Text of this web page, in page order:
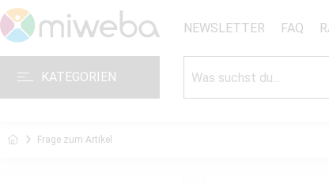
NEWSLETTER FAQ
KATEGORIEN
Frage zum Artikel